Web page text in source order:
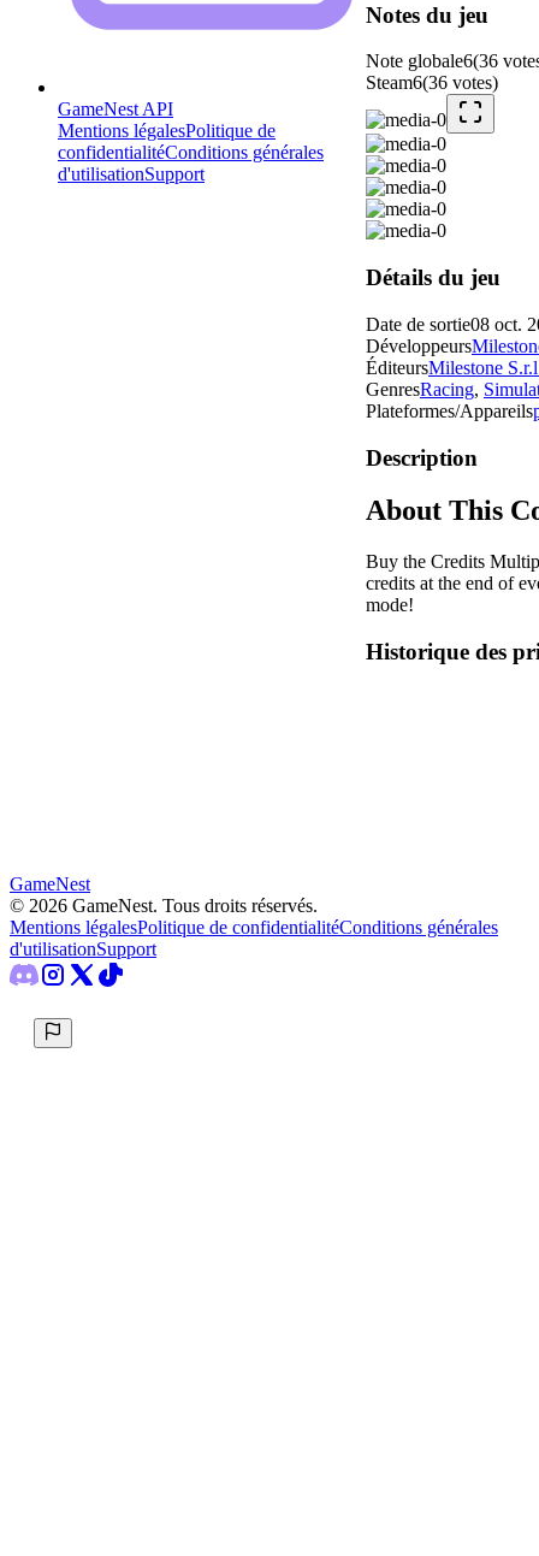
GameNest API
Mentions légalesPolitique de
confidentialitéConditions générales
d'utilisationSupport
Notes du jeu
Note globale6(36
Steam6(36 votes)
Détails du jeu
Date de sortie08 oct.
Développeurs
ÉditeursMilestone
GenresRacing,
Plateformes/Appareils
Description
About This
Buy the Credits
credits at the end of
mode!
Historique des
GameNest
© 2026 GameNest. Tous droits réservés.
Mentions légalesPolitique de confidentialitéConditions générales
d'utilisationSupport